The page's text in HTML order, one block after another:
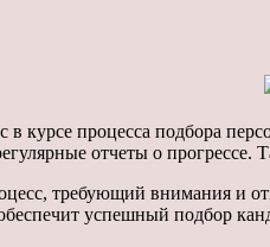
в курсе процесса подбора
отчеты о
требующий внимания и
успешный подбор